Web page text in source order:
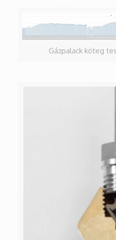
Gázpalack köteg